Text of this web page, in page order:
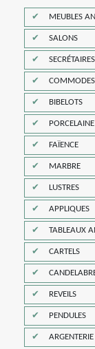
MEUBLES
SALONS
SECRÉTAIRES
COMMODES
BIBELOTS
PORCELAINE
FAÏENCE
MARBRE
LUSTRES
APPLIQUES
TABLEAUX
CARTELS
REVEILS
PENDULES
ARGENTERIE